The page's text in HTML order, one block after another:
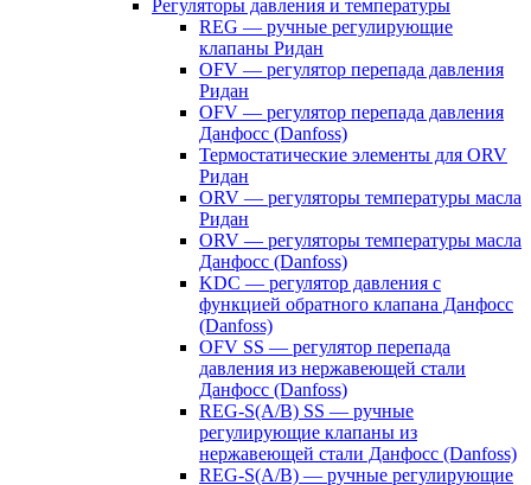
Регуляторы давления и температуры
REG — ручные регулирующие
клапаны Ридан
OFV — регулятор перепада давления
Ридан
OFV — регулятор перепада давления
Данфосс (Danfoss)
Термостатические элементы для ORV
Ридан
ORV — регуляторы температуры масла
Ридан
ORV — регуляторы температуры масла
Данфосс (Danfoss)
KDC — регулятор давления с
функцией обратного клапана Данфосс
(Danfoss)
OFV SS — регулятор перепада
давления из нержавеющей стали
Данфосс (Danfoss)
REG-S(A/B) SS — ручные
регулирующие клапаны из
нержавеющей стали Данфосс (Danfoss)
REG-S(A/B) — ручные регулирующие